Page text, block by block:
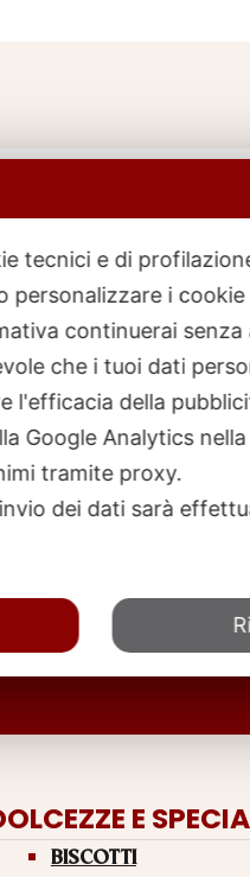
E
BISCOTTI
tecnici e di
personalizzare i
continuerai senza
che i tuoi dati
l'efficacia della
Google Analytics
tramite proxy.
dei dati sarà